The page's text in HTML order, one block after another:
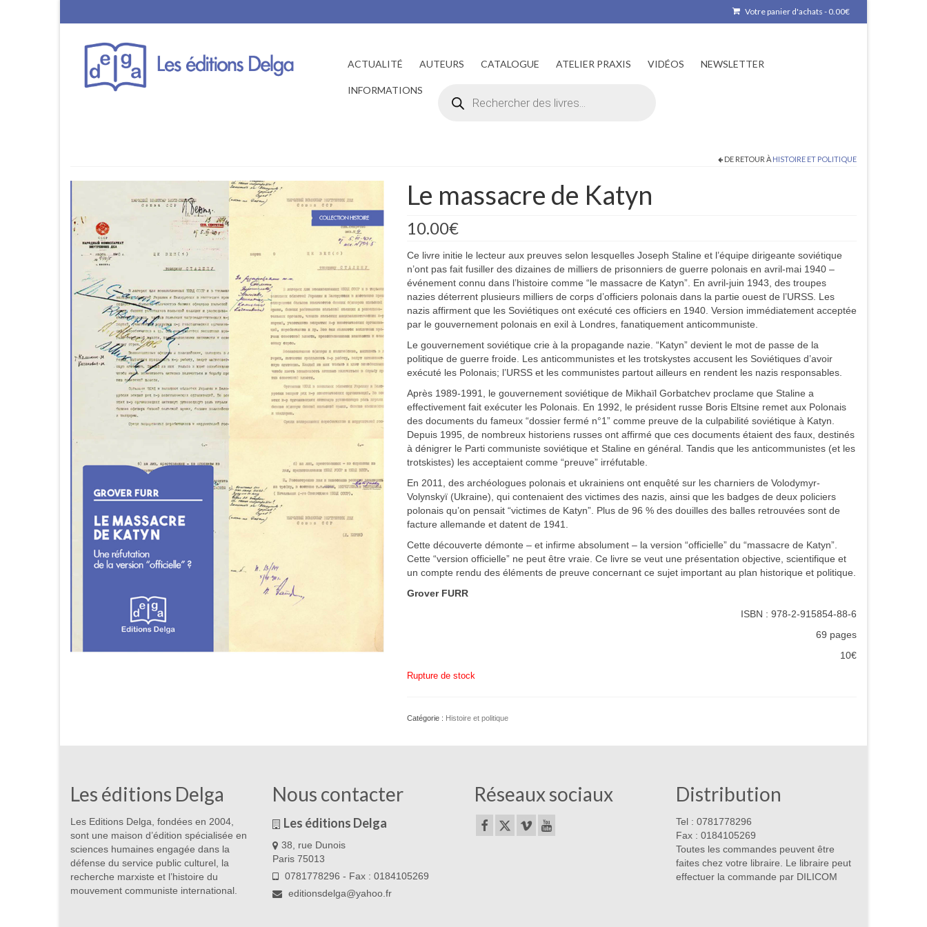
Votre panier d'achats - 0.00€
ACTUALITÉ AUTEURS CATALOGUE ATELIER PRAXIS VIDÉOS NEWSLETTER
INFORMATIONS
produits
DE RETOUR À HISTOIRE ET POLITIQUE
Le massacre de Katyn
10.00€
Ce livre initie le lecteur aux preuves selon lesquelles Joseph Staline et l’équipe dirigeante soviétique
n’ont pas fait fusiller des dizaines de milliers de prisonniers de guerre polonais en avril-mai 1940 –
événement connu dans l’histoire comme “le massacre de Katyn”. En avril-juin 1943, des troupes
nazies déterrent plusieurs milliers de corps d’officiers polonais dans la partie ouest de l’URSS. Les
nazis affirment que les Soviétiques ont exécuté ces officiers en 1940. Version immédiatement acceptée
par le gouvernement polonais en exil à Londres, fanatiquement anticommuniste.
Le gouvernement soviétique crie à la propagande nazie. “Katyn” devient le mot de passe de la
politique de guerre froide. Les anticommunistes et les trotskystes accusent les Soviétiques d’avoir
exécuté les Polonais; l’URSS et les communistes partout ailleurs en rendent les nazis responsables.
Après 1989-1991, le gouvernement soviétique de Mikhaïl Gorbatchev proclame que Staline a
effectivement fait exécuter les Polonais. En 1992, le président russe Boris Eltsine remet aux Polonais
des documents du fameux “dossier fermé n°1” comme preuve de la culpabilité soviétique à Katyn.
Depuis 1995, de nombreux historiens russes ont affirmé que ces documents étaient des faux, destinés
à dénigrer le Parti communiste soviétique et Staline en général. Tandis que les anticommunistes (et les
trotskistes) les acceptaient comme “preuve” irréfutable.
En 2011, des archéologues polonais et ukrainiens ont enquêté sur les charniers de Volodymyr-
Volynskyï (Ukraine), qui contenaient des victimes des nazis, ainsi que les badges de deux policiers
polonais qu’on pensait “victimes de Katyn”. Plus de 96 % des douilles des balles retrouvées sont de
facture allemande et datent de 1941.
Cette découverte démonte – et infirme absolument – la version “officielle” du “massacre de Katyn”.
Cette “version officielle” ne peut être vraie. Ce livre se veut une présentation objective, scientifique et
un compte rendu des éléments de preuve concernant ce sujet important au plan historique et politique.
Grover FURR
ISBN : 978-2-915854-88-6
69 pages
10€
Rupture de stock
Catégorie : Histoire et politique
Les éditions Delga
Les Editions Delga, fondées en 2004,
sont une maison d’édition spécialisée en
sciences humaines engagée dans la
défense du service public culturel, la
recherche marxiste et l’histoire du
mouvement communiste international.
Nous contacter
Les éditions Delga
38, rue Dunois
Paris 75013
0781778296 - Fax : 0184105269
editionsdelga@yahoo.fr
Réseaux sociaux Distribution
Tel : 0781778296
Fax : 0184105269
Toutes les commandes peuvent être
faites chez votre libraire. Le libraire peut
effectuer la commande par DILICOM